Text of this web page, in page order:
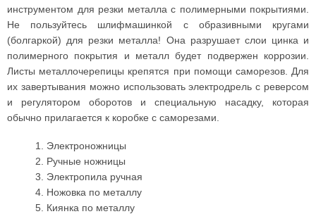
инструментом для резки металла с полимерными покрытиями.
Не пользуйтесь шлифмашинкой с образивными кругами
(болгаркой) для резки металла! Она разрушает слои цинка и
полимерного покрытия и металл будет подвержен коррозии.
Листы металлочерепицы крепятся при помощи саморезов. Для
их завертывания можно использовать электродрель с реверсом
и регулятором оборотов и специальную насадку, которая
обычно прилагается к коробке с саморезами.
1. Электроножницы
2. Ручные ножницы
3. Электропила ручная
4. Ножовка по металлу
5. Киянка по металлу